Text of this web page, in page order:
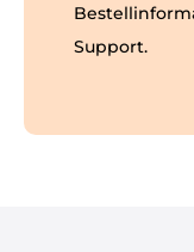
Support.